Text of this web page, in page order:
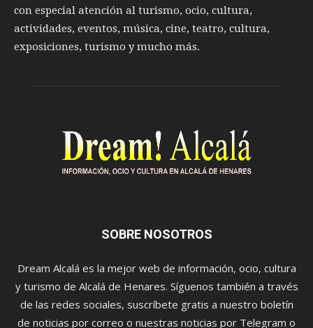
con especial atención al turismo, ocio, cultura,
actividades, eventos, música, cine, teatro, cultura,
exposiciones, turismo y mucho más.
SOBRE NOSOTROS
Dream Alcalá es la mejor web de información, ocio, cultura
y turismo de Alcalá de Henares. Síguenos también a través
de las redes sociales, suscríbete gratis a nuestro boletín
de noticias por correo o nuestras noticias por Telegram o